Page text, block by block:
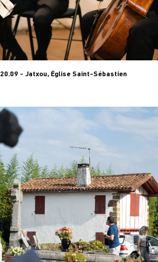
20.09 - Jatxou, Église Saint-Sébastien